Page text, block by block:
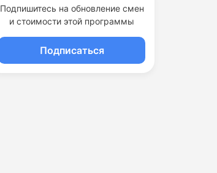
Подпишитесь на обновление смен
и стоимости этой программы
Подписаться